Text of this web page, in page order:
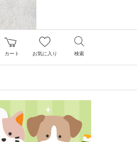
カート お気に入り 検索